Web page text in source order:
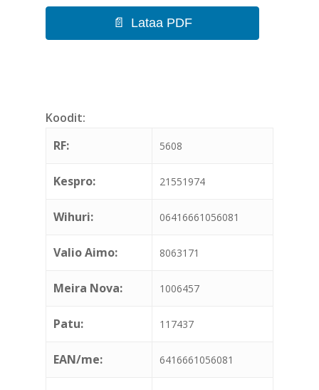
Lataa PDF
Koodit:
RF:
5608
Kespro: 21551974
Wihuri: 06416661056081
Valio Aimo: 8063171
Meira Nova: 1006457
Patu: 117437
EAN/me: 6416661056081